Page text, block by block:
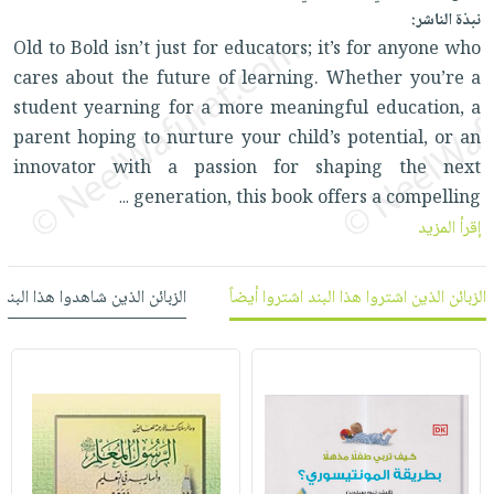
العناية
بالأسنان
الحمية
والتغذية
أدوات
المائدة
الأوعية
والتخزين
أدوات
المطبخ
الأكثر
مبيعاً
العودة
للمدارس
اكسسوارات
كتب
اكسسوارات
منزلية
اكسسوارات
ملابس
عناية
بالذات
شحن
مجاني
بنود
مختارة
اشتراكات
كل
الاشتراكات
صندوق
القراءة
iKitab
بلا
بحث
متقدم
نيل
وفرات
سياسة
الشركة
حسابك
لائحة
الأمنيات
نبذة الناشر:
Old to Bold isn’t just for educators; it’s for anyone who
cares about the future of learning. Whether you’re a
student yearning for a more meaningful education, a
parent hoping to nurture your child’s potential, or an
innovator with a passion for shaping the next
generation, this book offers a compelling
...
إقرأ المزيد
الزبائن الذين اشتروا هذا البند اشتروا أيضاً الزبائن الذين شاهدوا هذا